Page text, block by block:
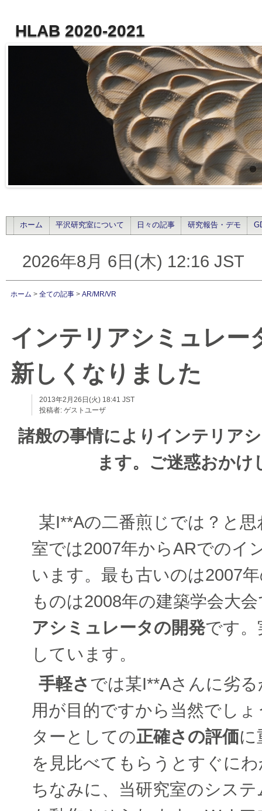
HLAB 2020-2021
ホーム 平沢研究室について 日々の記事 研究報告・デモ
2026年8月 6日(木) 12:16 JST
ホーム > 全ての記事 > AR/MR/VR
インテリアシミュレー
新しくなりました
2013年2月26日(火) 18:41 JST
投稿者: ゲストユーザ
諸般の事情によりインテリア
ます。ご迷惑おかけ
某I**Aの二番煎じでは？と
室では2007年からARでのイ
います。最も古いのは2007
ものは2008年の建築学会大
アシミュレータの開発です。
しています。
手軽さでは某I**Aさんに劣
用が目的ですから当然でし
ターとしての正確さの評価に
を見比べてもらうとすぐに
ちなみに、当研究室のシス